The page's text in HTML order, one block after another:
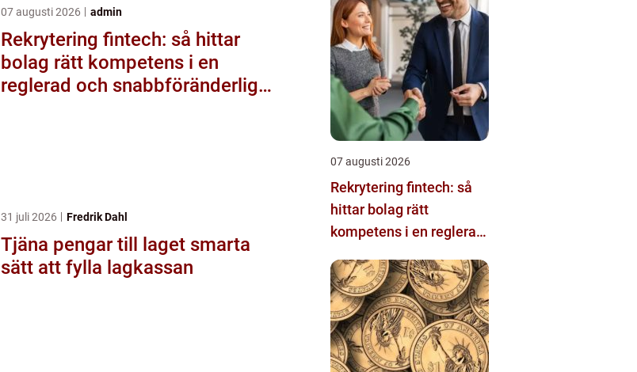
07 augusti 2026 admin
Rekrytering fintech: så hittar
bolag rätt kompetens i en
reglerad och snabbföränderlig
31 juli 2026 Fredrik Dahl
Tjäna pengar till laget smarta
sätt att fylla lagkassan
07 augusti 2026
Rekrytering fintech: så
hittar bolag rätt
kompetens i en reglerad
värld